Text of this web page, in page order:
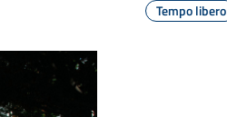
Tempo libero